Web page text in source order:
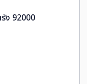
รัง 92000